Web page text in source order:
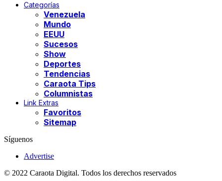
Categorías
Venezuela
Mundo
EEUU
Sucesos
Show
Deportes
Tendencias
Caraota Tips
Columnistas
Link Extras
Favoritos
Sitemap
Síguenos
Advertise
© 2022 Caraota Digital. Todos los derechos reservados